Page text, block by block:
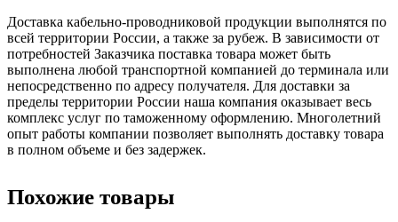
Доставка кабельно-проводниковой продукции выполнятся по
всей территории России, а также за рубеж. В зависимости от
потребностей Заказчика поставка товара может быть
выполнена любой транспортной компанией до терминала или
непосредственно по адресу получателя. Для доставки за
пределы территории России наша компания оказывает весь
комплекс услуг по таможенному оформлению. Многолетний
опыт работы компании позволяет выполнять доставку товара
в полном объеме и без задержек.
Похожие товары